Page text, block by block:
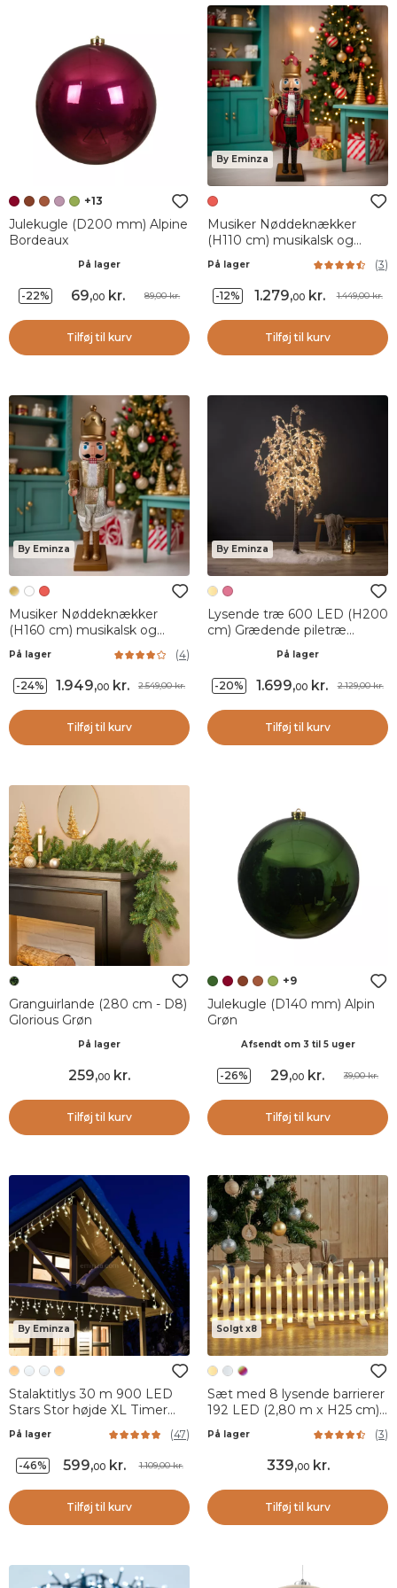
+13
Julekugle (D200 mm) Alpine
Bordeaux
På lager
-22% 69,00 kr. 89,00 kr.
Tilføj til kurv
By Eminza
Musiker Nøddeknækker
(H110 cm) musikalsk og
animeret Pavel Rød
På lager (3)
-12% 1.279,00kr. 1.449,00 kr.
Tilføj til kurv
By Eminza
Musiker Nøddeknækker
(H160 cm) musikalsk og
animeret Pavel Guld
På lager (4)
-24% 1.949,00 kr. 2.549,00 kr.
Tilføj til kurv
By Eminza
Lysende træ 600 LED (H200
cm) Grædende piletræ
På lager
-20% 1.699,00kr. 2.129,00 kr.
Tilføj til kurv
Granguirlande (280 cm - D8)
Glorious Grøn
På lager
259,00 kr.
Tilføj til kurv
+9
Julekugle (D140 mm) Alpin
Grøn
Afsendt om 3 til 5 uger
-26% 29,00 kr. 39,00 kr.
Tilføj til kurv
By Eminza
Stalaktitlys 30 m 900 LED
Stars Stor højde XL Timer
Varm hvid
På lager (47)
-46% 599,00kr. 1.109,00 kr.
Tilføj til kurv
Solgt x8
Sæt med 8 lysende barrierer
192 LED (2,80 m x H25 cm)
Feeri Varm hvid
På lager (3)
339,00kr.
Tilføj til kurv